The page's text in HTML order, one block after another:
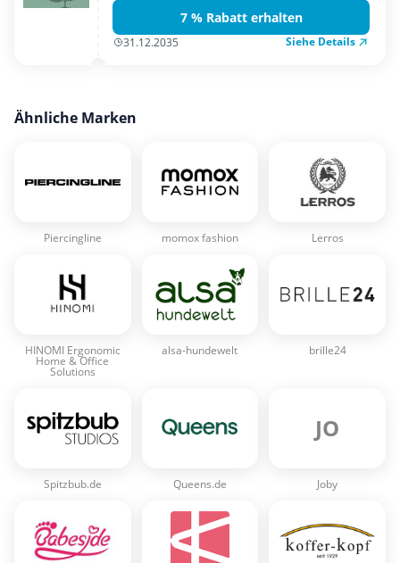
7 % Rabatt erhalten
31.12.2035 Siehe Details
Ähnliche Marken
Piercingline momox fashion Lerros
HINOMI Ergonomic
Home & Office
Solutions
alsa-hundewelt brille24
Spitzbub.de Queens.de
JO
Joby